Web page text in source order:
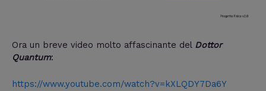
Ora un breve video molto affascinante del Dottor
Quantum:
https://www.youtube.com/watch?v=kXLQDY7Da6Y